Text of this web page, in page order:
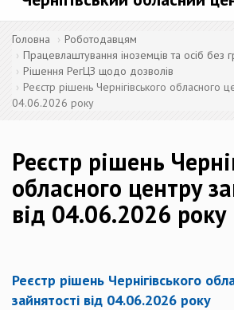
Головна
Роботодавцям
Працевлаштування іноземців та осіб без
Рішення РегЦЗ щодо дозволів
Реєстр рішень Чернігівського обласного
04.06.2026 року
Реєстр рішень
обласного центру
від 04.06.2026 року
Реєстр рішень Чернігівського
зайнятості від 04.06.2026 року